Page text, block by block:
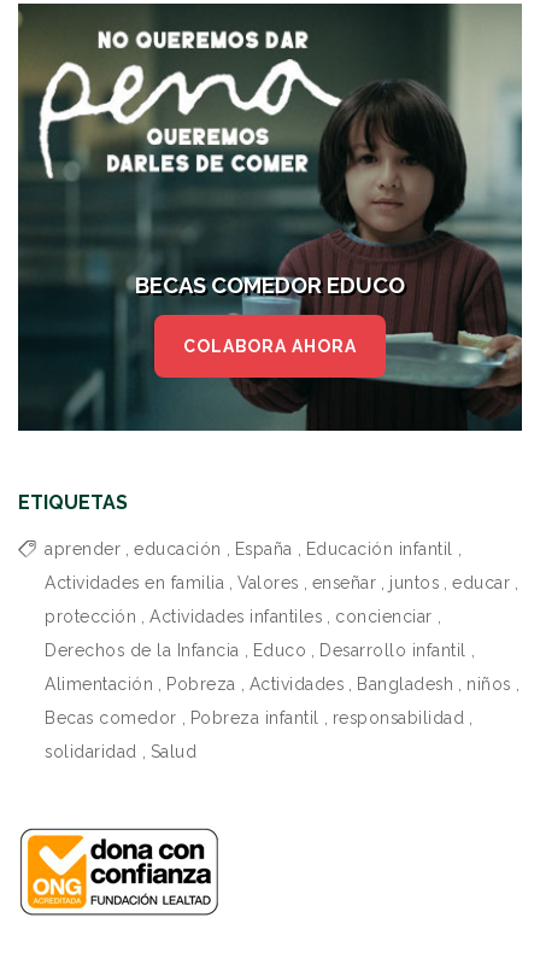
BECAS COMEDOR EDUCO
COLABORA AHORA
ETIQUETAS
aprender educación España Educación infantil
Actividades en familia
Valores enseñar juntos educar
protección
Actividades infantiles concienciar
Derechos de la Infancia
Educo Desarrollo infantil
Alimentación
Pobreza Actividades Bangladesh niños
Becas comedor
Pobreza infantil responsabilidad
solidaridad
Salud